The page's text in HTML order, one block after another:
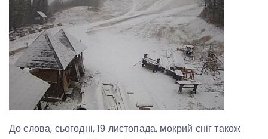
До слова, сьогодні, 19 листопада, мокрий сніг також